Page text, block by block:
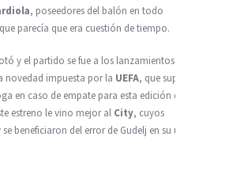
, poseedores del balón en todo
parecía que era cuestión de tiempo.
y el partido se fue a los lanzamientos desde
novedad impuesta por la UEFA, que suprimió
en caso de empate para esta edición de
estreno le vino mejor al City, cuyos
beneficiaron del error de Gudelj en su último